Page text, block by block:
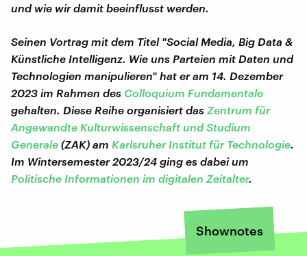
und wie wir damit beeinflusst werden.
Seinen Vortrag mit dem Titel "Social Media, Big Data &
Künstliche Intelligenz. Wie uns Parteien mit Daten und
Technologien manipulieren" hat er am 14. Dezember
2023 im Rahmen des Colloquium Fundamentale
gehalten. Diese Reihe organisiert das Zentrum für
Angewandte Kulturwissenschaft und Studium
Generale (ZAK) am Karlsruher Institut für Technologie.
Im Wintersemester 2023/24 ging es dabei um
Politische Informationen im digitalen Zeitalter.
Shownotes